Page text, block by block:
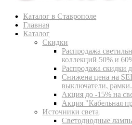
Каталог в Ставрополе
Главная
Каталог
Скидки
Распродажа
коллекций 50% и
Распродажа скидки
Cнижена цена на
выключатели,
Акция до -15% на
Акция "Кабельная
Источники света
Светодиодные